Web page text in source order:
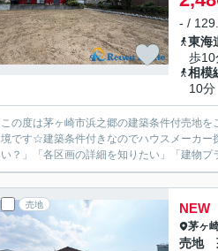
- /
東海
歩10
相模
10分
この度は茅ヶ崎市浜之郷の建築条件付売地
境です☆建築条件付きなのでハウスメーカー
い？」「各区画の詳細を知りたい」「建物
売地 NEW
茅ヶ
売地